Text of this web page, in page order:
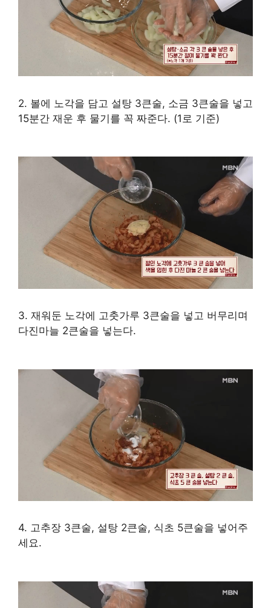
2. 볼에 노각을 담고 설탕 3큰술, 소금 3큰술을 넣고
15분간 재운 후 물기를 꼭 짜준다. (1로 기준)
3. 재워둔 노각에 고춧가루 3큰술을 넣고 버무리며
다진마늘 2큰술을 넣는다.
4. 고추장 3큰술, 설탕 2큰술, 식초 5큰술을 넣어주
세요.